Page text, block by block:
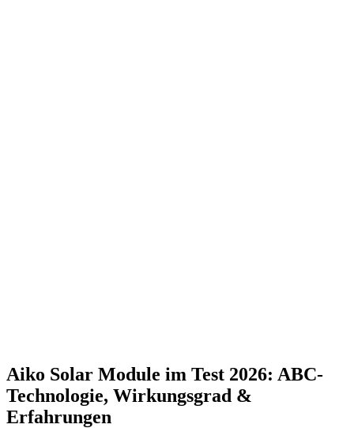
Aiko Solar Module im Test 2026: ABC-
Technologie, Wirkungsgrad &
Erfahrungen